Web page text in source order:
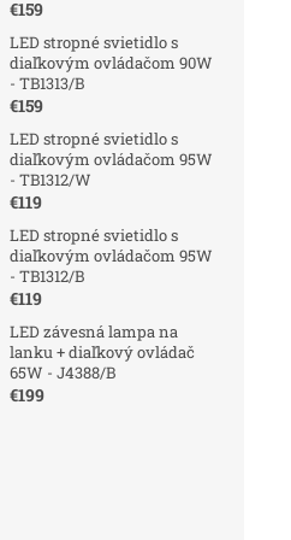
€159
LED stropné svietidlo s
diaľkovým ovládačom 90W
- TB1313/B
€159
LED stropné svietidlo s
diaľkovým ovládačom 95W
- TB1312/W
€119
LED stropné svietidlo s
diaľkovým ovládačom 95W
- TB1312/B
€119
LED závesná lampa na
lanku + diaľkový ovládač
65W - J4388/B
€199